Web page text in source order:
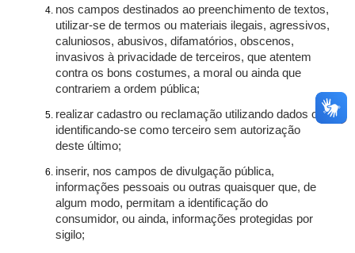
nos campos destinados ao preenchimento de textos,
utilizar-se de termos ou materiais ilegais, agressivos,
caluniosos, abusivos, difamatórios, obscenos,
invasivos à privacidade de terceiros, que atentem
contra os bons costumes, a moral ou ainda que
contrariem a ordem pública;
realizar cadastro ou reclamação utilizando dados ou
identificando-se como terceiro sem autorização
deste último;
inserir, nos campos de divulgação pública,
informações pessoais ou outras quaisquer que, de
algum modo, permitam a identificação do
consumidor, ou ainda, informações protegidas por
sigilo;